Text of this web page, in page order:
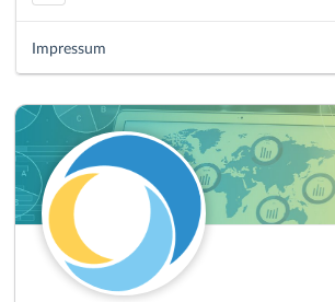
Impressum